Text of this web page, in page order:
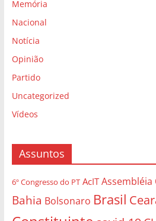
Memória
Nacional
Notícia
Opinião
Partido
Uncategorized
Vídeos
Assuntos
6º Congresso do PT AcIT
Bahia Bolsonaro Brasil